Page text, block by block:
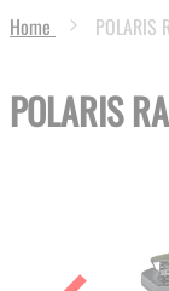
Home
POLARIS